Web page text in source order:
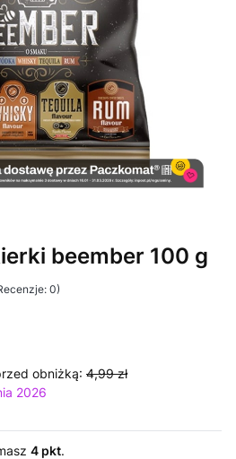
beember 100 g
0)
obniżką: 4,99 zł
2026
4 pkt.